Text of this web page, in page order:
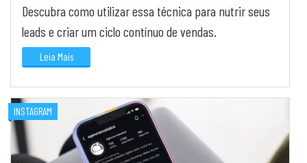
Descubra como utilizar essa técnica para nutrir seus
leads e criar um ciclo contínuo de vendas.
Leia Mais
INSTAGRAM